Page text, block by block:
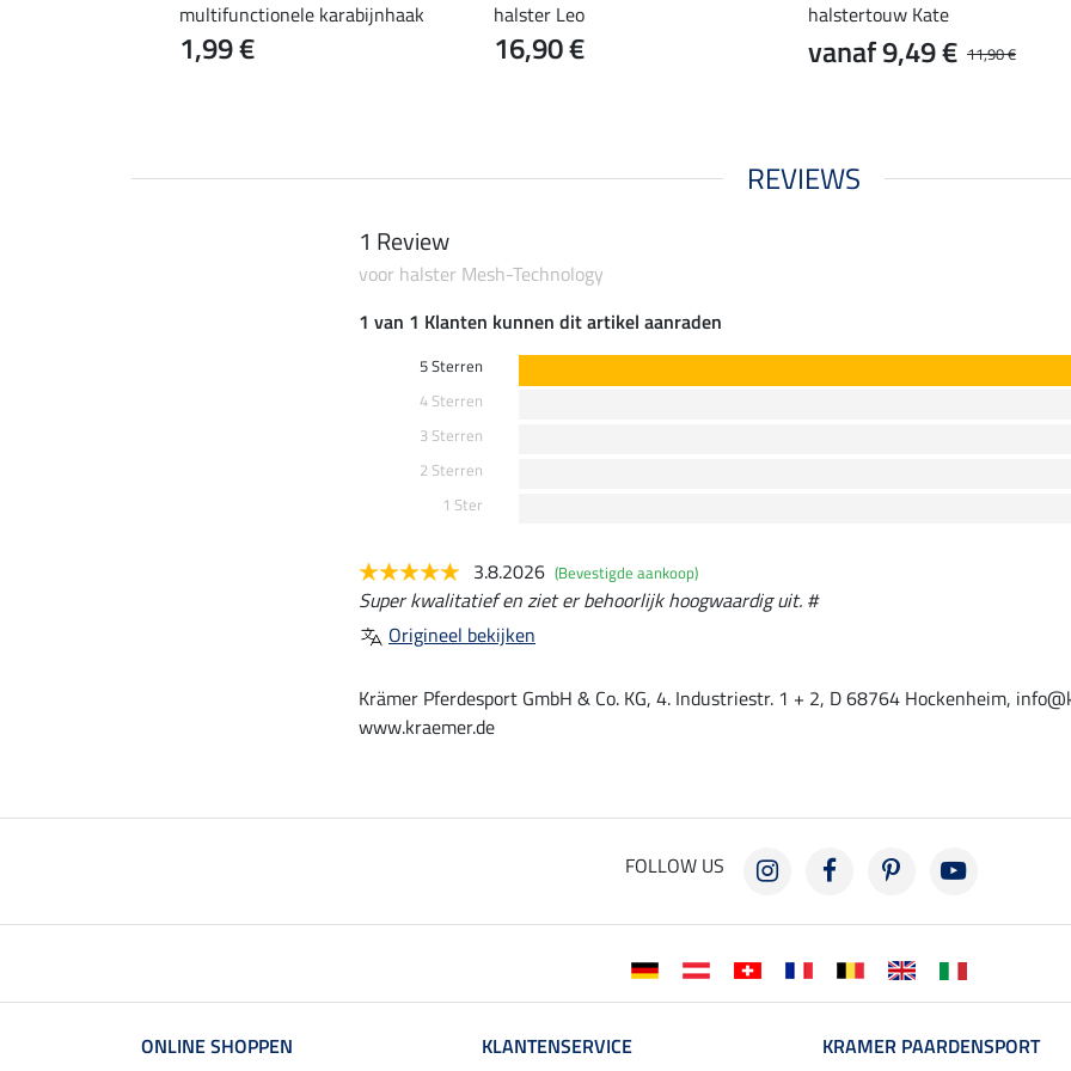
multifunctionele karabijnhaak
1,99 €
halster Leo
16,90 €
halstertouw Kate
11,90 €
vanaf 9,49 €
REVIEWS
1 Review
voor halster Mesh-Technology
1 van 1 Klanten kunnen dit artikel aanraden
5 Sterren
4 Sterren
3 Sterren
2 Sterren
1 Ster
3.8.2026 (Bevestigde aankoop)
Super kwalitatief en ziet er behoorlijk hoogwaardig uit. #
Origineel bekijken
Krämer Pferdesport GmbH & Co. KG, 4. Industriestr. 1 + 2, D 68764 Hockenheim,
www.kraemer.de
FOLLOW US
ONLINE SHOPPEN KLANTENSERVICE KRAMER PAARDENSPORT